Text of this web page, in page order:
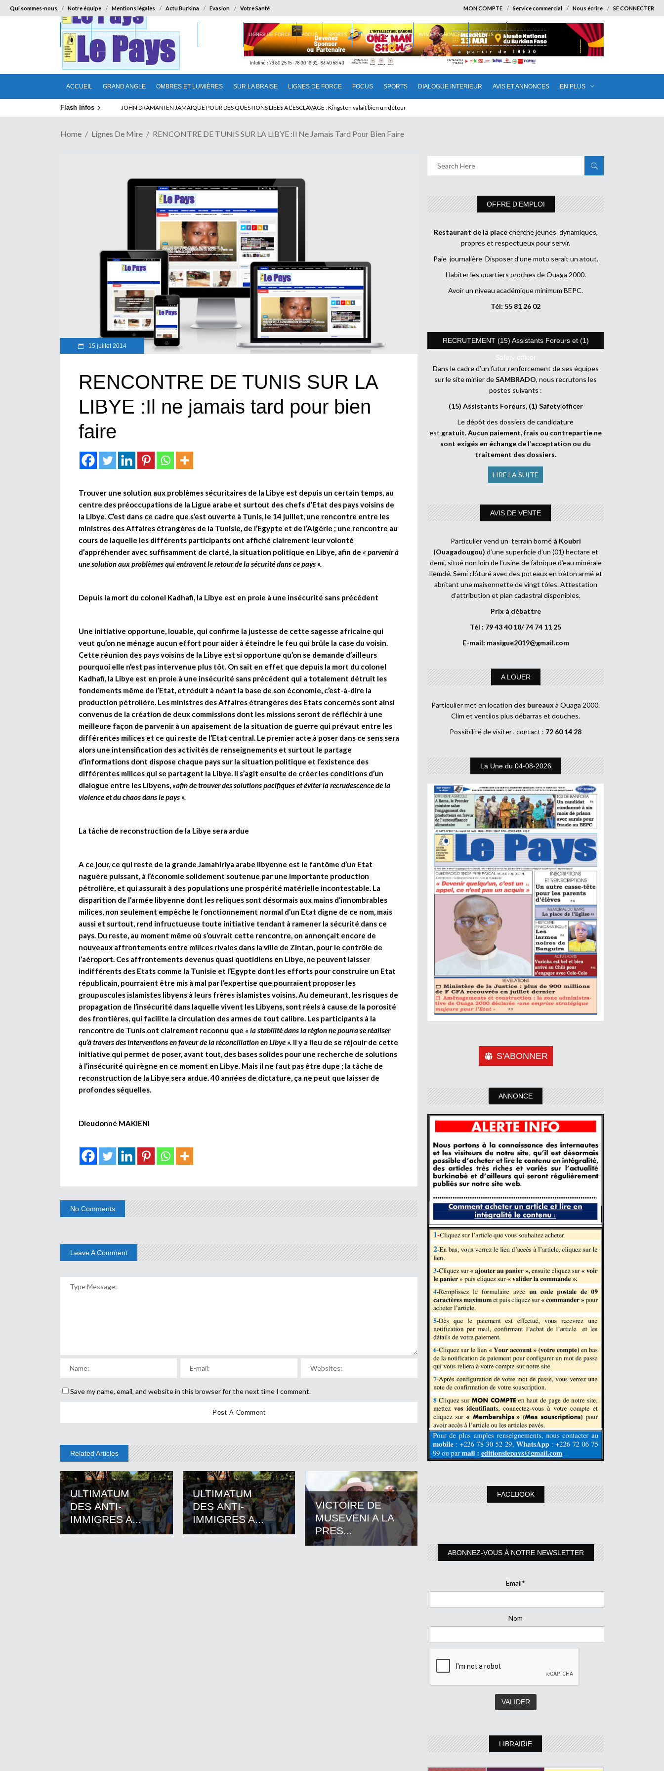
Qui sommes-nous Notre équipe Mentions légales Actu Burkina Evasion Votre Santé MON COMPTE Service commercial Nous écrire SE CONNECTER
ACCUEIL GRAND ANGLE OMBRES ET LUMIÈRES SUR LA BRAISE LIGNES DE FORCE FOCUS SPORTS DIALOGUE INTERIEUR AVIS ET ANNONCES EN PLUS
ACCUEIL GRAND ANGLE OMBRES ET LUMIÈRES LIGNES DE FORCE FOCUS SPORTS DIALOGUE INTERIEUR AVIS ET ANNONCES EN PLUS
Flash Infos ELECTION DE TALON A LA TETE DU SENAT BENINOIS : Quand Patrice quitte le pouvoir sans partir !
Home Lignes De Mire RENCONTRE DE TUNIS SUR LA LIBYE :Il Ne Jamais Tard Pour Bien Faire
15 juillet 2014
RENCONTRE DE TUNIS SUR LA
LIBYE :Il ne jamais tard pour bien
faire
Trouver une solution aux problèmes sécuritaires de la Libye est depuis un certain temps, au
centre des préoccupations de la Ligue arabe et surtout des chefs d’Etat des pays voisins de
la Libye. C’est dans ce cadre que s’est ouverte à Tunis, le 14 juillet, une rencontre entre les
ministres des Affaires étrangères de la Tunisie, de l’Egypte et de l’Algérie ; une rencontre au
cours de laquelle les différents participants ont affiché clairement leur volonté
d’appréhender avec suffisamment de clarté, la situation politique en Libye, afin de « parvenir à
une solution aux problèmes qui entravent le retour de la sécurité dans ce pays ».
Depuis la mort du colonel Kadhafi, la Libye est en proie à une insécurité sans précédent
Une initiative opportune, louable, qui confirme la justesse de cette sagesse africaine qui
veut qu’on ne ménage aucun effort pour aider à éteindre le feu qui brûle la case du voisin.
Cette réunion des pays voisins de la Libye est si opportune qu’on se demande d’ailleurs
pourquoi elle n’est pas intervenue plus tôt. On sait en effet que depuis la mort du colonel
Kadhafi, la Libye est en proie à une insécurité sans précédent qui a totalement détruit les
fondements même de l’Etat, et réduit à néant la base de son économie, c’est-à-dire la
production pétrolière. Les ministres des Affaires étrangères des Etats concernés sont ainsi
convenus de la création de deux commissions dont les missions seront de réfléchir à une
meilleure façon de parvenir à un apaisement de la situation de guerre qui prévaut entre les
différentes milices et ce qui reste de l’Etat central. Le premier acte à poser dans ce sens sera
alors une intensification des activités de renseignements et surtout le partage
d’informations dont dispose chaque pays sur la situation politique et l’existence des
différentes milices qui se partagent la Libye. Il s’agit ensuite de créer les conditions d’un
dialogue entre les Libyens, «afin de trouver des solutions pacifiques et éviter la recrudescence de la
violence et du chaos dans le pays ».
La tâche de reconstruction de la Libye sera ardue
A ce jour, ce qui reste de la grande Jamahiriya arabe libyenne est le fantôme d’un Etat
naguère puissant, à l’économie solidement soutenue par une importante production
pétrolière, et qui assurait à des populations une prospérité matérielle incontestable. La
disparition de l’armée libyenne dont les reliques sont désormais aux mains d’innombrables
milices, non seulement empêche le fonctionnement normal d’un Etat digne de ce nom, mais
aussi et surtout, rend infructueuse toute initiative tendant à ramener la sécurité dans ce
pays. Du reste, au moment même où s’ouvrait cette rencontre, on annonçait encore de
nouveaux affrontements entre milices rivales dans la ville de Zintan, pour le contrôle de
l’aéroport. Ces affrontements devenus quasi quotidiens en Libye, ne peuvent laisser
indifférents des Etats comme la Tunisie et l’Egypte dont les efforts pour construire un Etat
républicain, pourraient être mis à mal par l’expertise que pourraient proposer les
groupuscules islamistes libyens à leurs frères islamistes voisins. Au demeurant, les risques de
propagation de l’insécurité dans laquelle vivent les Libyens, sont réels à cause de la porosité
des frontières, qui facilite la circulation des armes de tout calibre. Les participants à la
rencontre de Tunis ont clairement reconnu que « la stabilité dans la région ne pourra se réaliser
qu’à travers des interventions en faveur de la réconciliation en Libye ». Il y a lieu de se réjouir de cette
initiative qui permet de poser, avant tout, des bases solides pour une recherche de solutions
à l’insécurité qui règne en ce moment en Libye. Mais il ne faut pas être dupe ; la tâche de
reconstruction de la Libye sera ardue. 40 années de dictature, ça ne peut que laisser de
profondes séquelles.
Dieudonné MAKIENI
No Comments
Leave A Comment
Save my name, email, and website in this browser for the next time I comment.
Related Articles
ULTIMATUM
DES ANTI-
IMMIGRES A...
ULTIMATUM
DES ANTI-
IMMIGRES A...
VICTOIRE DE
MUSEVENI A LA
PRES...
OFFRE D’EMPLOI
Restaurant de la placecherche jeunes dynamiques,
propres et respectueux pour servir.
Paie journalière Disposer d’une moto serait un atout.
Habiter les quartiers proches de Ouaga 2000.
Avoir un niveau académique minimum BEPC.
Tél: 55 81 26 02
RECRUTEMENT (15) Assistants Foreurs et (1)
Safety officer
Dans le cadre d’un futur renforcement de ses équipes
sur le site minier deSAMBRADO, nous recrutons les
postes suivants :
(15) Assistants Foreurs, (1) Safety officer
Le dépôt des dossiers de candidature
est gratuit.Aucun paiement, frais ou contrepartie ne
sont exigés en échange de l’acceptation ou du
traitement des dossiers.
LIRE LA SUITE
AVIS DE VENTE
Particulier vend un terrain borné à Koubri
(Ouagadougou) d’une superficie d’un (01) hectare et
demi, situé non loin de l’usine de fabrique d’eau minérale
Ilemdé. Semi clôturé avec des poteaux en béton armé et
abritant une maisonnette de vingt tôles. Attestation
d’attribution et plan cadastral disponibles.
Prix à débattre
Tél : 79 43 40 18/ 74 74 11 25
E-mail: masigue2019@gmail.com
A LOUER
Particulier met en location des bureaux à Ouaga 2000.
Clim et ventilos plus débarras et douches.
Possibilité de visiter , contact : 72 60 14 28
La Une du 04-08-2026
S'ABONNER
ANNONCE
FACEBOOK
ABONNEZ-VOUS À NOTRE NEWSLETTER
Email*
Nom
LIBRAIRIE